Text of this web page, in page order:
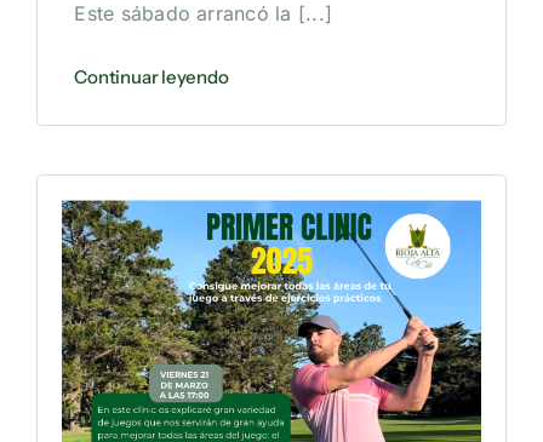
Este sábado arrancó la [...]
Continuar leyendo